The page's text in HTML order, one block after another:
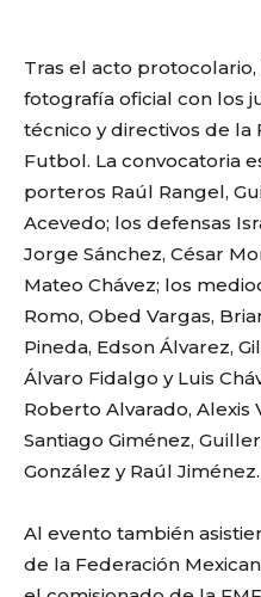
Tras el acto
fotografía oficial con los
técnico y directivos de la
Futbol. La convocatoria
porteros Raúl Rangel,
Acevedo; los defensas
Jorge Sánchez, César
Mateo Chávez; los
Romo, Obed Vargas,
Pineda, Edson Álvarez,
Álvaro Fidalgo y Luis
Roberto Alvarado, Alexis
Santiago Giménez,
González y Raúl Jiménez.
Al evento también
de la Federación